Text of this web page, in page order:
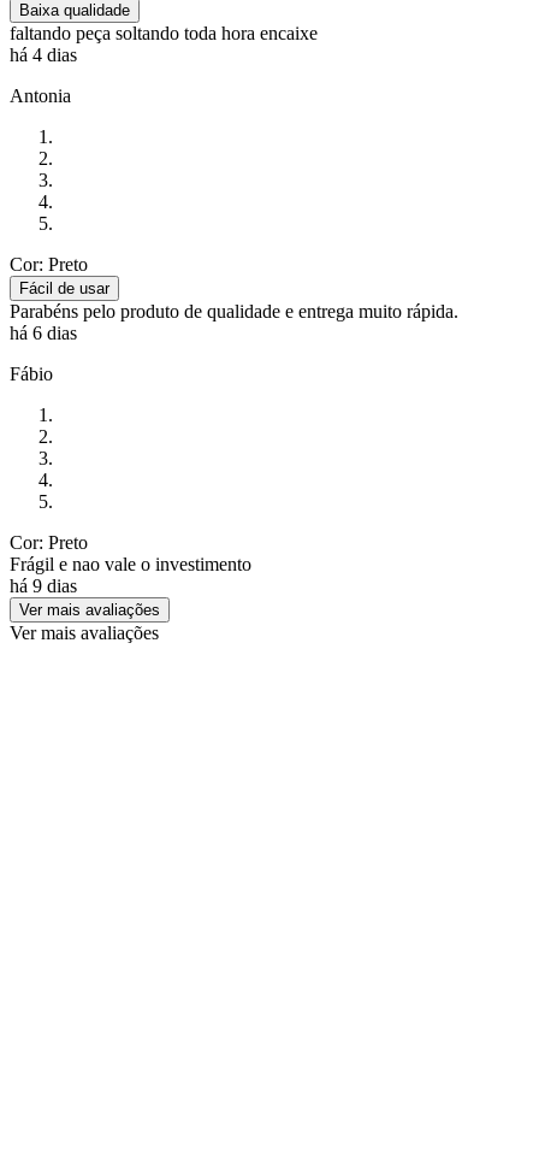
Baixa qualidade
faltando peça soltando toda hora encaixe
há 4 dias
Antonia
Cor: Preto
Fácil de usar
Parabéns pelo produto de qualidade e entrega muito rápida.
há 6 dias
Fábio
Cor: Preto
Frágil e nao vale o investimento
há 9 dias
Ver mais avaliações
Ver mais avaliações